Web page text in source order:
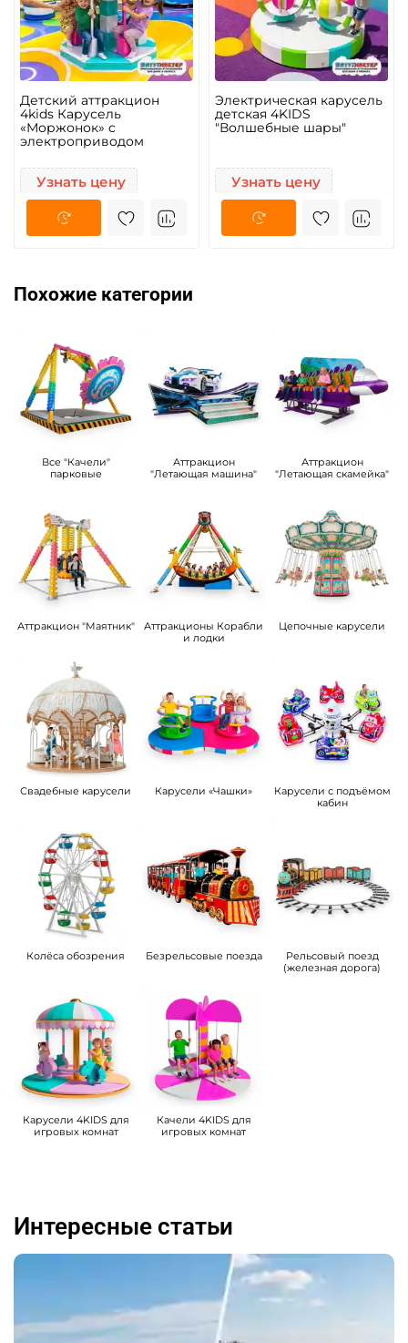
Детский аттракцион
4kids Карусель
«Моржонок» c
электроприводом
Узнать цену
Электрическая карусель
детская 4KIDS
"Волшебные шары"
Узнать цену
Похожие категории
Все "Качели"
парковые
Аттракцион
"Летающая машина"
Аттракцион
"Летающая скамейка"
Аттракцион "Маятник"
Аттракционы Корабли
и лодки
Цепочные карусели
Свадебные карусели Карусели «Чашки»
Карусели с подъёмом
кабин
Колёса обозрения Безрельсовые поезда
Рельсовый поезд
(железная дорога)
Карусели 4KIDS для
игровых комнат
Качели 4KIDS для
игровых комнат
Интересные статьи